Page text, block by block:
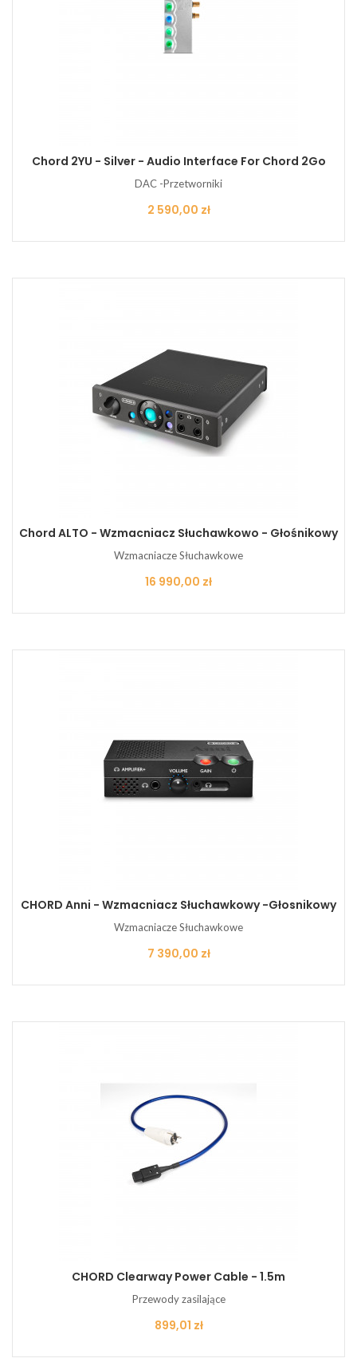
Chord 2YU - Silver - Audio Interface For Chord 2Go
DAC -Przetworniki
Cena
2 590,00 zł
Chord ALTO - Wzmacniacz Słuchawkowo - Głośnikowy
Wzmacniacze Słuchawkowe
Cena
16 990,00 zł
CHORD Anni - Wzmacniacz Słuchawkowy -Głosnikowy
Wzmacniacze Słuchawkowe
Cena
7 390,00 zł
CHORD Clearway Power Cable - 1.5m
Przewody zasilające
Cena
899,01 zł